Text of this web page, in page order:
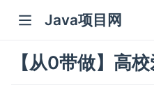
Java项目网
【从0带做】高